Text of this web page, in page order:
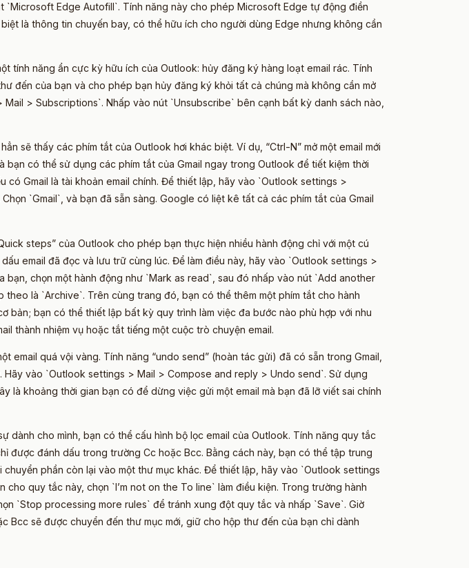
`Microsoft Edge Autofill`. Tính năng này cho phép Microsoft Edge tự động điền
là thông tin chuyến bay, có thể hữu ích cho người dùng Edge nhưng không cần
tính năng ẩn cực kỳ hữu ích của Outlook: hủy đăng ký hàng loạt email rác. Tính
đến của bạn và cho phép bạn hủy đăng ký khỏi tất cả chúng mà không cần mở
> Subscriptions`. Nhấp vào nút `Unsubscribe` bên cạnh bất kỳ danh sách nào,
sẽ thấy các phím tắt của Outlook hơi khác biệt. Ví dụ, “Ctrl-N” mở một email mới
bạn có thể sử dụng các phím tắt của Gmail ngay trong Outlook để tiết kiệm thời
có Gmail là tài khoản email chính. Để thiết lập, hãy vào `Outlook settings >
`Gmail`, và bạn đã sẵn sàng. Google có liệt kê tất cả các phím tắt của Gmail
steps” của Outlook cho phép bạn thực hiện nhiều hành động chỉ với một cú
email đã đọc và lưu trữ cùng lúc. Để làm điều này, hãy vào `Outlook settings >
chọn một hành động như `Mark as read`, sau đó nhấp vào nút `Add another
là `Archive`. Trên cùng trang đó, bạn có thể thêm một phím tắt cho hành
bản; bạn có thể thiết lập bất kỳ quy trình làm việc đa bước nào phù hợp với nhu
thành nhiệm vụ hoặc tắt tiếng một cuộc trò chuyện email.
email quá vội vàng. Tính năng “undo send” (hoàn tác gửi) đã có sẵn trong Gmail,
vào `Outlook settings > Mail > Compose and reply > Undo send`. Sử dụng
là khoảng thời gian bạn có để dừng việc gửi một email mà bạn đã lỡ viết sai chính
dành cho mình, bạn có thể cấu hình bộ lọc email của Outlook. Tính năng quy tắc
được đánh dấu trong trường Cc hoặc Bcc. Bằng cách này, bạn có thể tập trung
phần còn lại vào một thư mục khác. Để thiết lập, hãy vào `Outlook settings
quy tắc này, chọn `I’m not on the To line` làm điều kiện. Trong trường hành
`Stop processing more rules` để tránh xung đột quy tắc và nhấp `Save`. Giờ
Bcc sẽ được chuyển đến thư mục mới, giữ cho hộp thư đến của bạn chỉ dành